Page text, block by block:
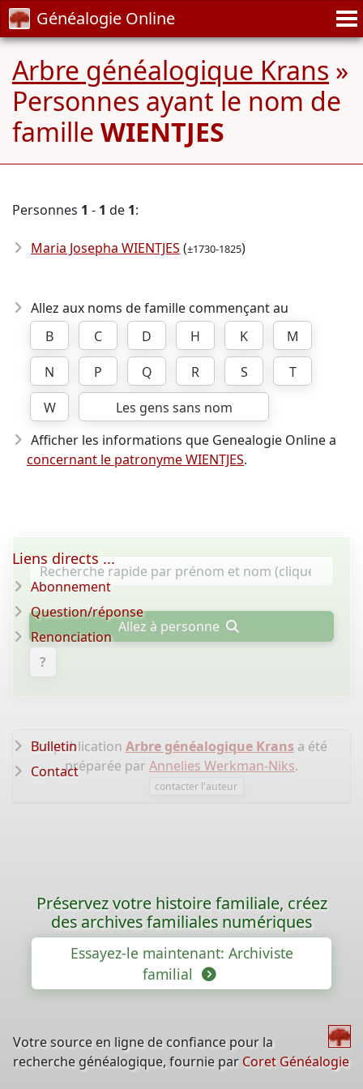
Généalogie Online
Arbre généalogique Krans »
Personnes ayant le nom de
famille WIENTJES
Personnes 1 - 1 de 1:
Maria Josepha WIENTJES (±1730-1825)
Allez aux noms de famille commençant au
B
C D H K
M
N
P Q R S
T
W
Les gens sans nom
Afficher les informations que Genealogie Online a
concernant le patronyme WIENTJES.
Allez à personne
?
La publication Arbre généalogique Kransa été
préparée par Annelies Werkman-Niks.
contacter l'auteur
Liens directs ...
Abonnement
Question/réponse
Renonciation
Bulletin
Contact
Préservez votre histoire familiale, créez
des archives familiales numériques
Essayez-le maintenant: Archiviste
familial
Votre source en ligne de confiance pour la
recherche généalogique, fournie par Coret Généalogie